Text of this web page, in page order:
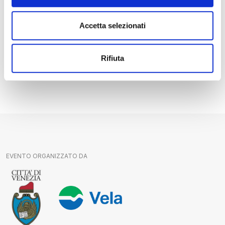
Accetta selezionati
Rifiuta
EVENTO ORGANIZZATO DA